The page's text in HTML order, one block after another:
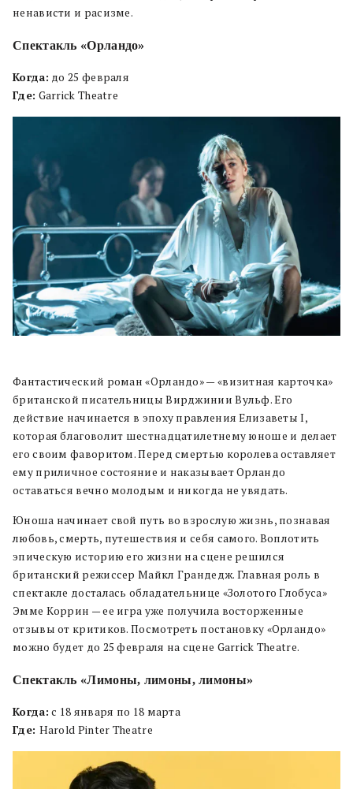
ненависти и расизме.
Спектакль «Орландо»
Когда: до 25 февраля
Где: Garrick Theatre
Фантастический роман «Орландо» — «визитная карточка»
британской писательницы Вирджинии Вульф. Его
действие начинается в эпоху правления Елизаветы I,
которая благоволит шестнадцатилетнему юноше и делает
его своим фаворитом. Перед смертью королева оставляет
ему приличное состояние и наказывает Орландо
оставаться вечно молодым и никогда не увядать.
Юноша начинает свой путь во взрослую жизнь, познавая
любовь, смерть, путешествия и себя самого. Воплотить
эпическую историю его жизни на сцене решился
британский режиссер Майкл Грандедж. Главная роль в
спектакле досталась обладательнице «Золотого Глобуса»
Эмме Коррин — ее игра уже получила восторженные
отзывы от критиков. Посмотреть постановку «Орландо»
можно будет до 25 февраля на сцене Garrick Theatre.
Спектакль «Лимоны, лимоны, лимоны»
Когда: с 18 января по 18 марта
Где: Harold Pinter Theatre